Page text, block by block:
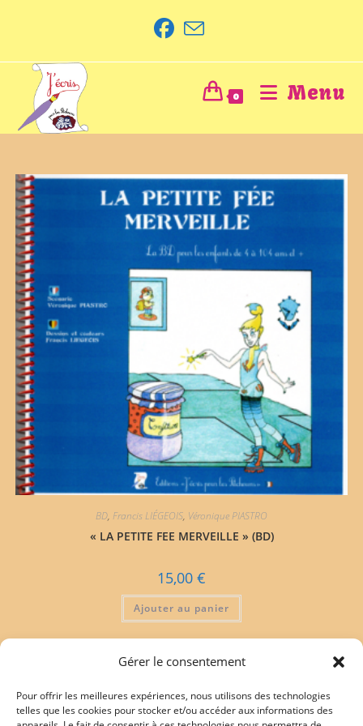
Gérer le consentement
Pour offrir les meilleures expériences, nous utilisons des technologies
telles que les cookies pour stocker et/ou accéder aux informations des
0 Menu
BD, Francis LIÉGEOIS, Véronique PIASTRO
« LA PETITE FEE MERVEILLE » (BD)
15,00 €
Ajouter au panier